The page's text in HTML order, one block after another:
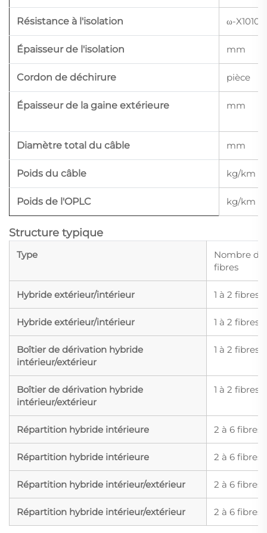
Résistance à l'isolation ω-X1010
Épaisseur de l'isolation mm
Cordon de déchirure pièce
Épaisseur de la gaine extérieure mm
Diamètre total du câble mm
Poids du câble kg/km
Poids de l'OPLC kg/km
Structure typique
Type
Nombre de
fibres
Hybride extérieur/intérieur 1 à 2 fibres
Hybride extérieur/intérieur 1 à 2 fibres
Boîtier de dérivation hybride
intérieur/extérieur
1 à 2 fibres
Boîtier de dérivation hybride
intérieur/extérieur
1 à 2 fibres
Répartition hybride intérieure 2 à 6 fibres
Répartition hybride intérieure 2 à 6 fibres
Répartition hybride intérieur/extérieur 2 à 6 fibres
Répartition hybride intérieur/extérieur 2 à 6 fibres